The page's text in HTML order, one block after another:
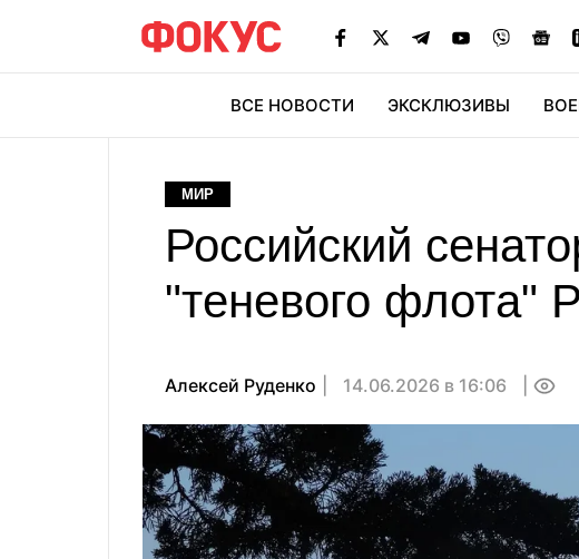
ВСЕ НОВОСТИ ЭКСКЛЮЗИВЫ
МИР
Российский
"теневого флота"
Алексей Руденко 14.06.2026 в 16:06